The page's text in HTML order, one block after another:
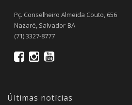
Pç. Conselheiro Almeida Couto, 656
Nazaré, Salvador-BA
(71) 3327-8777
Últimas notícias